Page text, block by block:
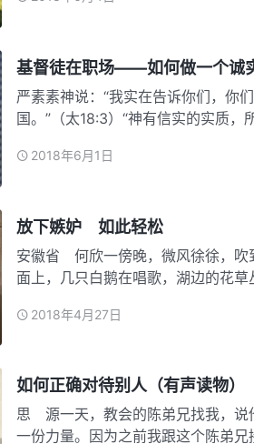
基督徒在职场——如何做一个诚
严素素神说：“我实在告诉你们，你
国。”（太18:3）“神有信实的实质
2018年6月1日
放下嫉妒 如此轻松
安徽省 何欣一傍晚，微风徐徐，吹
面上，几只白鹅在唱歌，湖边的花
2018年4月27日
如何正确对待别人（有声读物）
思 源一天，教会的陈弟兄找我，说
一份力量。因为之前我跟这个陈弟